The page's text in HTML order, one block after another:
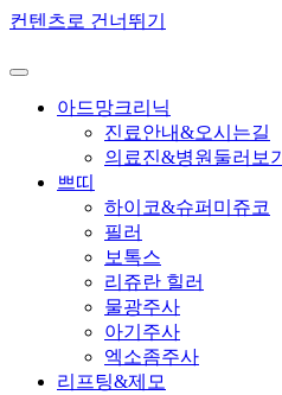
컨텐츠로 건너뛰기
아드망크리닉
진료안내&오시는길
의료진&병원둘러보기
쁘띠
하이코&슈퍼미쥬코
필러
보톡스
리쥬란 힐러
물광주사
아기주사
엑소좀주사
리프팅&제모